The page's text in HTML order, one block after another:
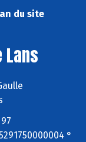
du site
Lans
°